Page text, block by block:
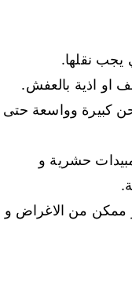
يجب نقلها.
او اذية بالعفش.
كبيرة وواسعة حتى
حشرية و
ممكن من الاغراض و